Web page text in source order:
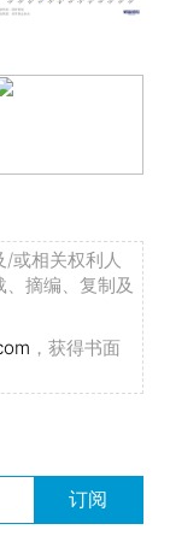
或相关权利人
摘编、复制及
，获得书面
订阅